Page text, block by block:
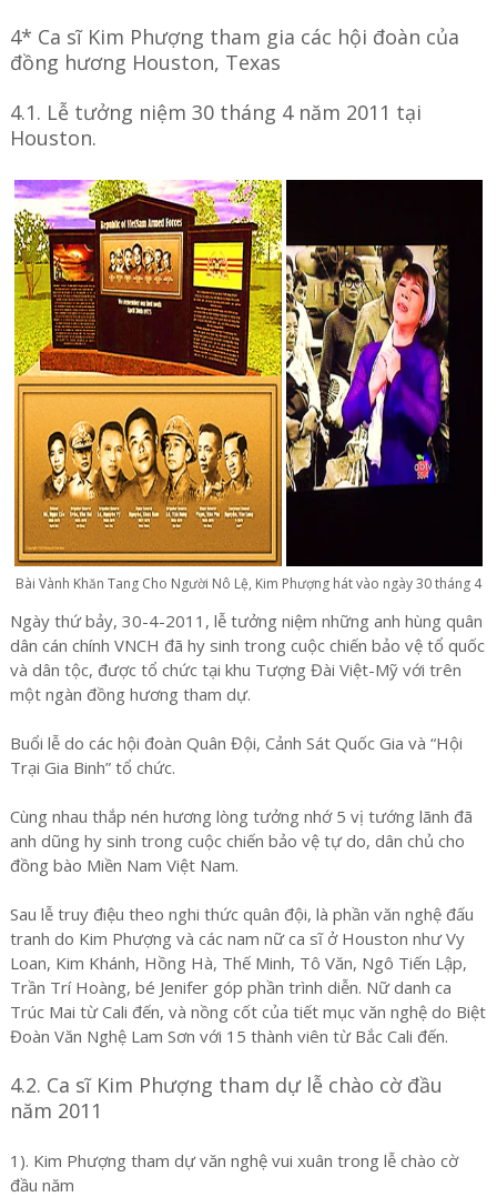
4* Ca sĩ Kim Phượng tham gia các hội đoàn của
đồng hương Houston, Texas
4.1. Lễ tưởng niệm 30 tháng 4 năm 2011 tại
Houston.
Bài Vành Khăn Tang Cho Người Nô Lệ, Kim Phượng hát vào ngày 30 tháng 4
Ngày thứ bảy, 30-4-2011, lễ tưởng niệm những anh hùng quân
dân cán chính VNCH đã hy sinh trong cuộc chiến bảo vệ tổ quốc
và dân tộc, được tổ chức tại khu Tượng Đài Việt-Mỹ với trên
một ngàn đồng hương tham dự.
Buổi lễ do các hội đoàn Quân Đội, Cảnh Sát Quốc Gia và “Hội
Trại Gia Binh” tổ chức.
Cùng nhau thắp nén hương lòng tưởng nhớ 5 vị tướng lãnh đã
anh dũng hy sinh trong cuộc chiến bảo vệ tự do, dân chủ cho
đồng bào Miền Nam Việt Nam.
Sau lễ truy điệu theo nghi thức quân đội, là phần văn nghệ đấu
tranh do Kim Phượng và các nam nữ ca sĩ ở Houston như Vy
Loan, Kim Khánh, Hồng Hà, Thế Minh, Tô Văn, Ngô Tiến Lập,
Trần Trí Hoàng, bé Jenifer góp phần trình diễn. Nữ danh ca
Trúc Mai từ Cali đến, và nồng cốt của tiết mục văn nghệ do Biệt
Đoàn Văn Nghệ Lam Sơn với 15 thành viên từ Bắc Cali đến.
4.2. Ca sĩ Kim Phượng tham dự lễ chào cờ đầu
năm 2011
1). Kim Phượng tham dự văn nghệ vui xuân trong lễ chào cờ
đầu năm